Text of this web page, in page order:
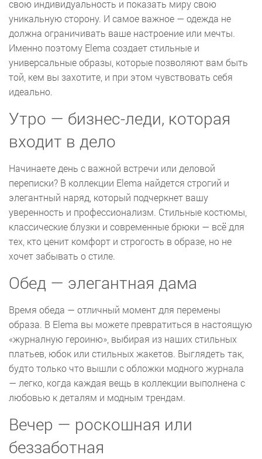
свою индивидуальность и показать миру свою
уникальную сторону. И самое важное — одежда не
должна ограничивать ваше настроение или мечты.
Именно поэтому Elema создает стильные и
универсальные образы, которые позволяют вам быть
той, кем вы захотите, и при этом чувствовать себя
идеально.
Утро — бизнес-леди, которая
входит в дело
Начинаете день с важной встречи или деловой
переписки? В коллекции Elema найдется строгий и
элегантный наряд, который подчеркнет вашу
уверенность и профессионализм. Стильные костюмы,
классические блузки и современные брюки — всё для
тех, кто ценит комфорт и строгость в образе, но не
хочет забывать о стиле.
Обед — элегантная дама
Время обеда — отличный момент для перемены
образа. В Elema вы можете превратиться в настоящую
«журналную героиню», выбирая из наших стильных
платьев, юбок или стильных жакетов. Выглядеть так,
будто только что вышли с обложки модного журнала
— легко, когда каждая вещь в коллекции выполнена с
любовью к деталям и модным трендам.
Вечер — роскошная или
беззаботная